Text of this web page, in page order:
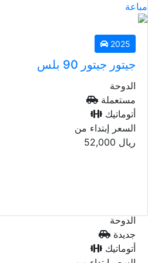
الدوحة
جديدة
أتوماتيك
مباعة
2025
جيتور جيتور 90 بلس
الدوحة
مستعملة
أتوماتيك
السعر إبتداء من
52,000 ريال